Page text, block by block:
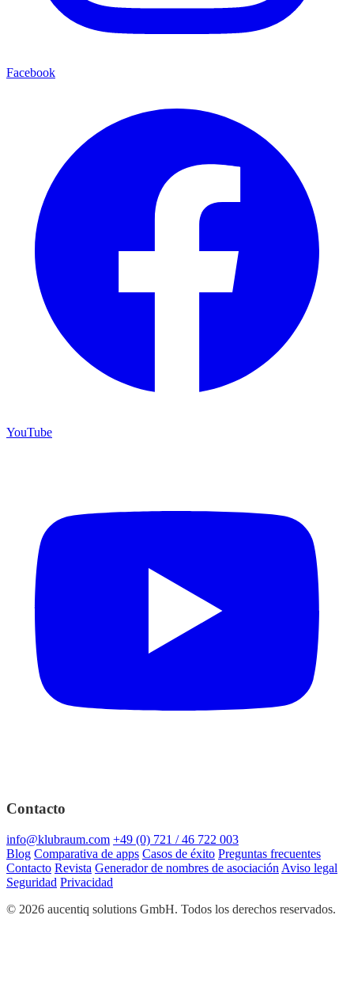
Facebook
YouTube
Contacto
info@klubraum.com +49 (0) 721 / 46 722 003
Blog Comparativa de apps Casos de éxito Preguntas frecuentes
Contacto Revista Generador de nombres de asociación Aviso legal
Seguridad Privacidad
© 2026 aucentiq solutions GmbH. Todos los derechos reservados.